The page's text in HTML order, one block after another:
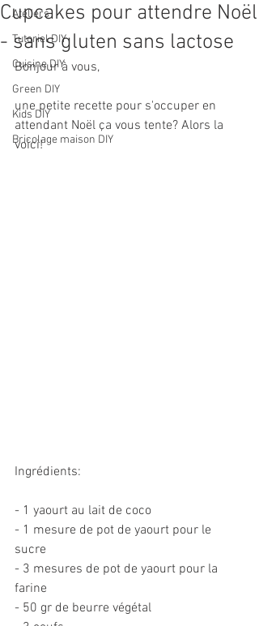
Ateliers
Tutoriel DIY
Cuisine DIY
Green DIY
Kids DIY
Bricolage maison DIY
Cupcakes pour attendre Noël
- sans gluten sans lactose
Bonjour à vous,
une petite recette pour s'occuper en
attendant Noël ça vous tente? Alors la
voici!
Ingrédients:
- 1 yaourt au lait de coco
- 1 mesure de pot de yaourt pour le
sucre
- 3 mesures de pot de yaourt pour la
farine
- 50 gr de beurre végétal